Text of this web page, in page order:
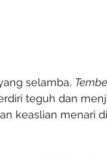
selamba,
teguh dan
keaslian menari